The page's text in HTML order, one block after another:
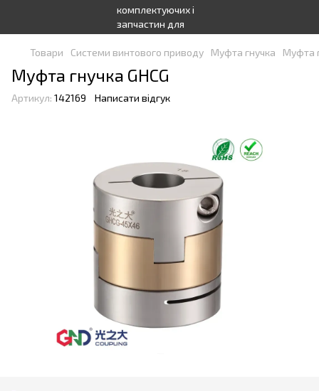
Товари Системи винтового приводу Муфта гнучка Муфта
Муфта гнучка GHCG
Артикул: 142169 Написати відгук